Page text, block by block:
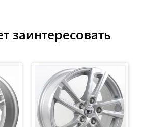
заинтересовать